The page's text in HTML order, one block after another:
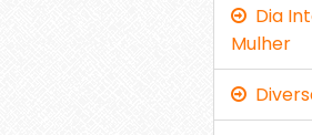
Dia
Mulher